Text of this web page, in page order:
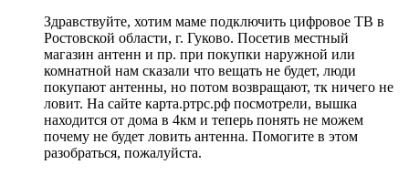
Здравствуйте, хотим маме подключить цифровое ТВ в
Ростовской области, г. Гуково. Посетив местный
магазин антенн и пр. при покупки наружной или
комнатной нам сказали что вещать не будет, люди
покупают антенны, но потом возвращают, тк ничего не
ловит. На сайте карта.ртрс.рф посмотрели, вышка
находится от дома в 4км и теперь понять не можем
почему не будет ловить антенна. Помогите в этом
разобраться, пожалуйста.